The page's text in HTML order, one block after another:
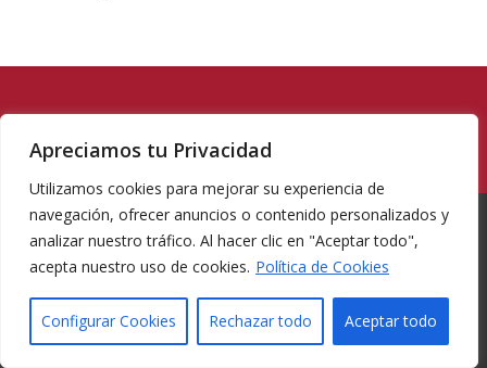
Apreciamos tu Privacidad
Utilizamos cookies para mejorar su experiencia de
navegación, ofrecer anuncios o contenido personalizados y
analizar nuestro tráfico. Al hacer clic en "Aceptar todo",
acepta nuestro uso de cookies. Política de Cookies
Configurar Cookies Rechazar todo Aceptar todo
© Copyright -Federacion de tiro con arco Region de Murcia-
COMUNICACIONES
COMPETICIONES REGLAMENTACIÓN CONTACTO